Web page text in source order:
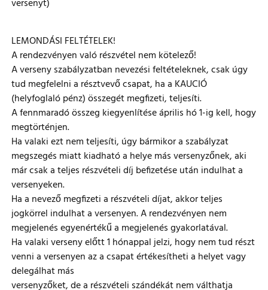
versenyt)
LEMONDÁSI FELTÉTELEK!
A rendezvényen való részvétel nem kötelező!
A verseny szabályzatban nevezési feltételeknek, csak úgy
tud megfelelni a résztvevő csapat, ha a KAUCIÓ
(helyfoglaló pénz) összegét megfizeti, teljesíti.
A fennmaradó összeg kiegyenlítése április hó 1-ig kell, hogy
megtörténjen.
Ha valaki ezt nem teljesíti, úgy bármikor a szabályzat
megszegés miatt kiadható a helye más versenyzőnek, aki
már csak a teljes részvételi díj befizetése után indulhat a
versenyeken.
Ha a nevező megfizeti a részvételi díjat, akkor teljes
jogkörrel indulhat a versenyen. A rendezvényen nem
megjelenés egyenértékű a megjelenés gyakorlatával.
Ha valaki verseny előtt 1 hónappal jelzi, hogy nem tud részt
venni a versenyen az a csapat értékesítheti a helyet vagy
delegálhat más
versenyzőket, de a részvételi szándékát nem válthatja